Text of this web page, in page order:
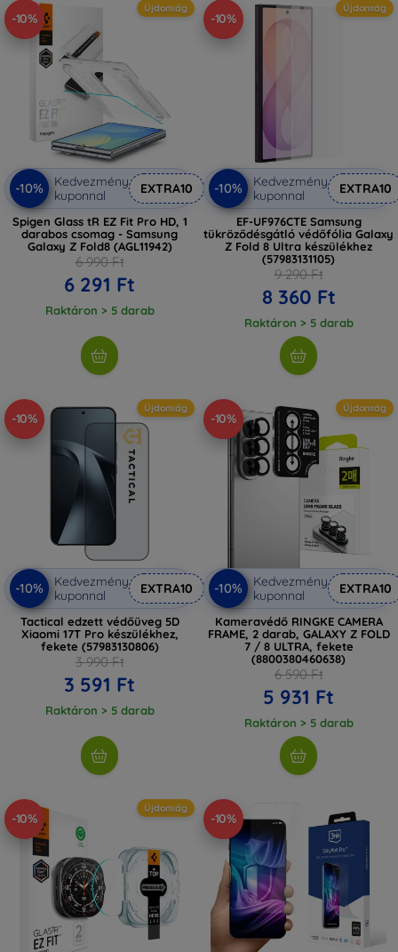
-10%
Újdonság
-10%
Kedvezmény
kuponnal
EXTRA10
Spigen Glass tR EZ Fit Pro HD, 1
darabos csomag - Samsung
Galaxy Z Fold8 (AGL11942)
6 990 Ft
6 291 Ft
Raktáron > 5 darab
-10%
Újdonság
-10%
Kedvezmény
kuponnal
EXTRA10
EF-UF976CTE Samsung
tükröződésgátló védőfólia Galaxy
Z Fold 8 Ultra készülékhez
(57983131105)
9 290 Ft
8 360 Ft
Raktáron > 5 darab
-10%
Újdonság
-10%
Kedvezmény
kuponnal
EXTRA10
Tactical edzett védőüveg 5D
Xiaomi 17T Pro készülékhez,
fekete (57983130806)
3 990 Ft
3 591 Ft
Raktáron > 5 darab
-10%
Újdonság
-10%
Kedvezmény
kuponnal
EXTRA10
Kameravédő RINGKE CAMERA
FRAME, 2 darab, GALAXY Z FOLD
7 / 8 ULTRA, fekete
(8800380460638)
6 590 Ft
5 931 Ft
Raktáron > 5 darab
-10%
Újdonság
-10%